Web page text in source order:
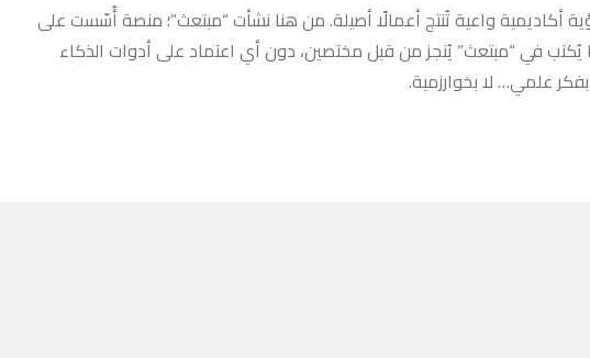
أكاديمية واعية تُنتج أعمالًا أصيلة. من هنا نشأت “مبتعث”؛ منصة أُسّست على
يُكتب في “مبتعث” يُنجز من قبل مختصين، دون أي اعتماد على أدوات الذكاء
علمي… لا بخوارزمية.